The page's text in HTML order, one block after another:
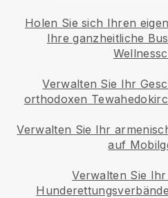
Holen Sie sich Ihren
Ihre ganzheitliche
Verwalten Sie Ihr
orthodoxen
Verwalten Sie Ihr
auf
Verwalten Sie